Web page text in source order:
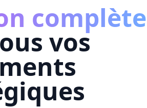
complète
vos